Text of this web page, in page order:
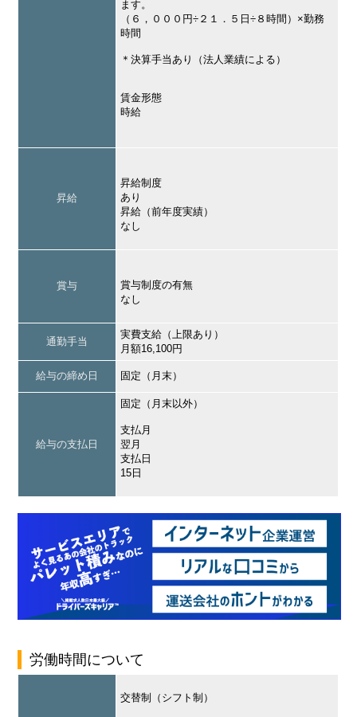
ます。
（６，０００円÷２１．５日÷８時間）×勤務
時間
＊決算手当あり（法人業績による）
賃金形態
時給
昇給
昇給制度
あり
昇給（前年度実績）
なし
賞与
賞与制度の有無
なし
通勤手当
実費支給（上限あり）
月額16,100円
給与の締め日 固定（月末）
給与の支払日
固定（月末以外）
支払月
翌月
支払日
15日
労働時間について
交替制（シフト制）